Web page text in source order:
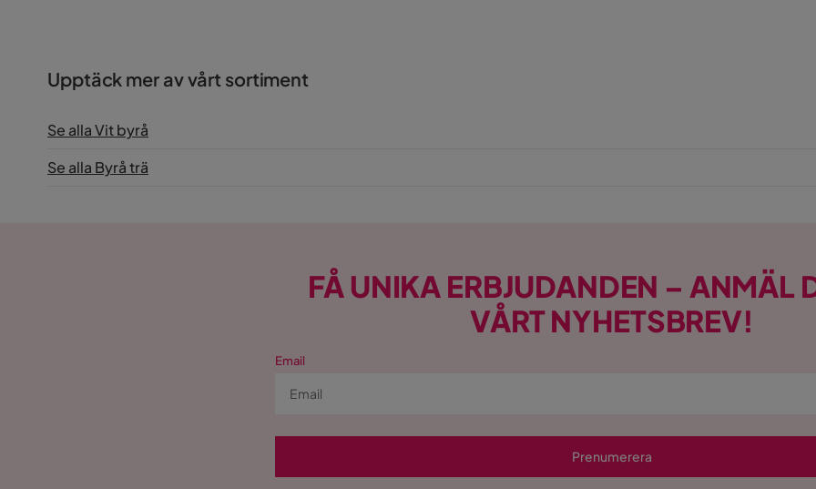
Upptäck mer av vårt sortiment
Se alla Vit byrå
Se alla Byrå trä
FÅ UNIKA ERBJUDANDEN – ANMÄL
VÅRT NYHETSBREV!
Email
Prenumerera